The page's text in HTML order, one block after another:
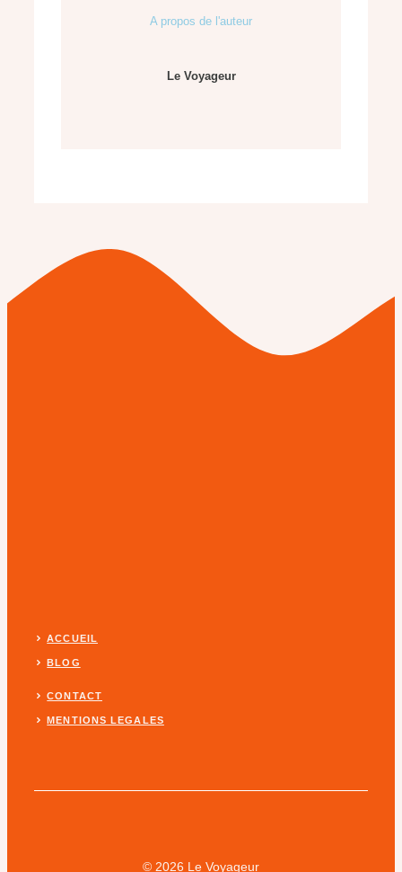
A propos de l'auteur
Le Voyageur
ACCUEIL
BLOG
CONTACT
MENTIONS LEGALES
© 2026 Le Voyageur